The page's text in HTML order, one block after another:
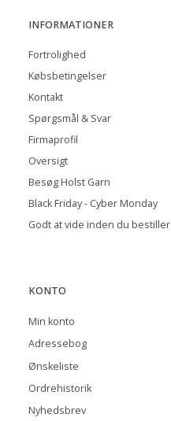
INFORMATIONER
Fortrolighed
Købsbetingelser
Kontakt
Spørgsmål & Svar
Firmaprofil
Oversigt
Besøg Holst Garn
Black Friday - Cyber Monday
Godt at vide inden du bestiller
KONTO
Min konto
Adressebog
Ønskeliste
Ordrehistorik
Nyhedsbrev